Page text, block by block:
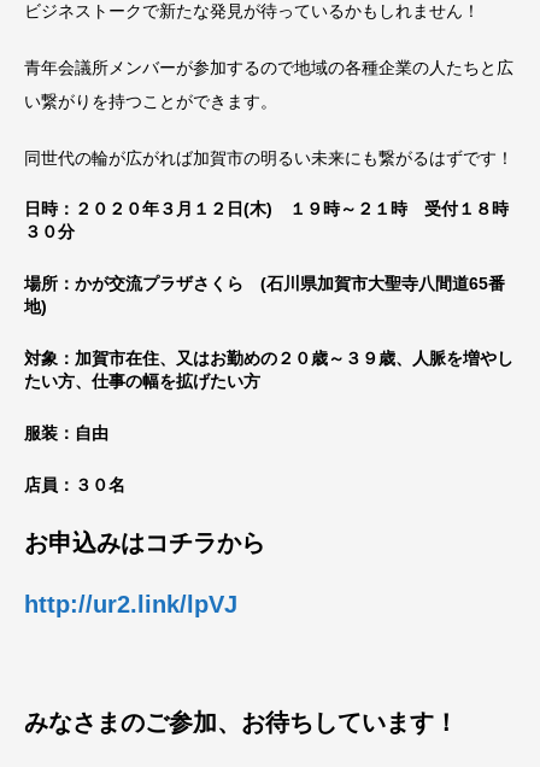
ビジネストークで新たな発見が待っているかもしれません！
青年会議所メンバーが参加するので地域の各種企業の人たちと広
い繋がりを持つことができます。
同世代の輪が広がれば加賀市の明るい未来にも繋がるはずです！
日時：２０２０年３月１２日(木) １９時～２１時 受付１８時
３０分
場所：かが交流プラザさくら (石川県加賀市大聖寺八間道65番
地)
対象：加賀市在住、又はお勤めの２０歳～３９歳、人脈を増やし
たい方、仕事の幅を拡げたい方
服装：自由
店員：３０名
お申込みはコチラから
http://ur2.link/lpVJ
みなさまのご参加、お待ちしています！